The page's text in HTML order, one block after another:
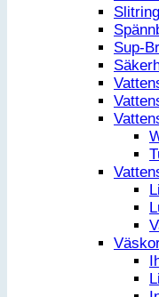
Sup-